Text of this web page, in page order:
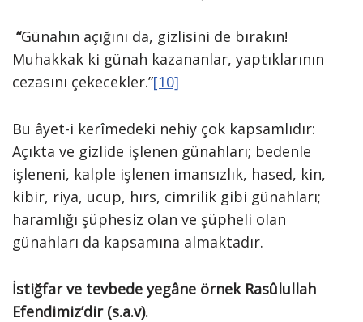
“Günahın açığını da, gizlisini de bırakın!
Muhakkak ki günah kazananlar, yaptıklarının
cezasını çekecekler.”[10]
Bu âyet-i kerîmedeki nehiy çok kapsamlıdır:
Açıkta ve gizlide işlenen günahları; bedenle
işleneni, kalple işlenen imansızlık, hased, kin,
kibir, riya, ucup, hırs, cimrilik gibi günahları;
haramlığı şüphesiz olan ve şüpheli olan
günahları da kapsamına almaktadır.
İstiğfar ve tevbede yegâne örnek Rasûlullah
Efendimiz’dir (s.a.v).